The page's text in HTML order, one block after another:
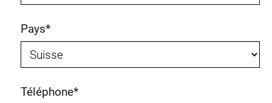
Pays*
Téléphone*